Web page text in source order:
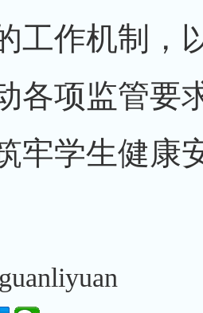
工作机制，
各项监管要
牢学生健康